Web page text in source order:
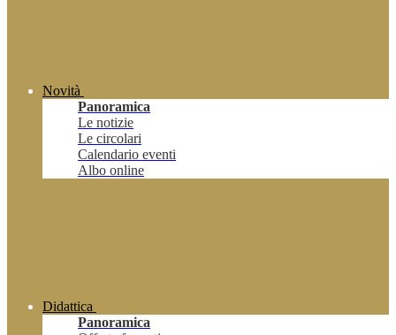
Novità
Panoramica
Le notizie
Le circolari
Calendario eventi
Albo online
Didattica
Panoramica